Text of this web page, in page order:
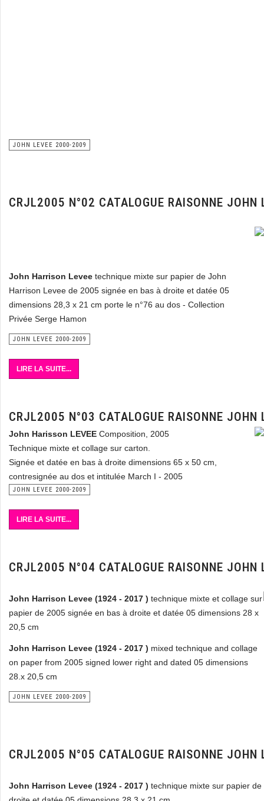
JOHN LEVEE 2000-2009
CRJL2005 N°02 CATALOGUE RAISONNE JOHN
John Harrison Levee technique mixte sur papier de John
Harrison Levee de 2005 signée en bas à droite et datée 05
dimensions 28,3 x 21 cm porte le n°76 au dos - Collection
Privée Serge Hamon
JOHN LEVEE 2000-2009
LIRE LA SUITE...
CRJL2005 N°03 CATALOGUE RAISONNE JOHN
John Harisson LEVEE Composition, 2005
Technique mixte et collage sur carton.
Signée et datée en bas à droite dimensions 65 x 50 cm,
contresignée au dos et intitulée March I - 2005
JOHN LEVEE 2000-2009
LIRE LA SUITE...
CRJL2005 N°04 CATALOGUE RAISONNE JOHN
John Harrison Levee (1924 - 2017 ) technique mixte et collage sur
papier de 2005 signée en bas à droite et datée 05 dimensions 28 x
20,5 cm
John Harrison Levee (1924 - 2017 ) mixed technique and collage
on paper from 2005 signed lower right and dated 05 dimensions
28.x 20,5 cm
JOHN LEVEE 2000-2009
CRJL2005 N°05 CATALOGUE RAISONNE JOHN
John Harrison Levee (1924 - 2017 ) technique mixte sur papier